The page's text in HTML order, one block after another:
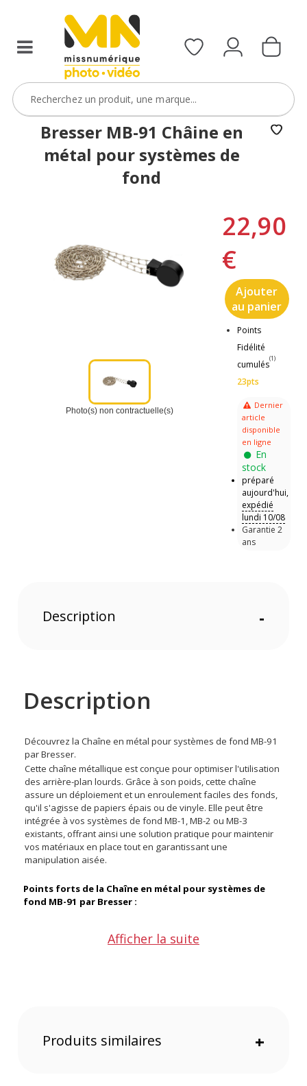
Bresser MB-91 Châine en
métal pour systèmes de
fond
Photo(s) non contractuelle(s)
22,90
€
Ajouter
au panier
Points
Fidélité
cumulés
(1)
23pts
Dernier
article
disponible
en ligne
En
stock
préparé
aujourd'hui,
expédié
lundi 10/08
Garantie 2
ans
Description -
Description
Découvrez la Chaîne en métal pour systèmes de fond MB-91
par Bresser.
Cette chaîne métallique est conçue pour optimiser l'utilisation
des arrière-plan lourds. Grâce à son poids, cette chaîne
assure un déploiement et un enroulement faciles des fonds,
qu'il s'agisse de papiers épais ou de vinyle. Elle peut être
intégrée à vos systèmes de fond MB-1, MB-2 ou MB-3
existants, offrant ainsi une solution pratique pour maintenir
vos matériaux en place tout en garantissant une
manipulation aisée.
Points forts de la Chaîne en métal pour systèmes de
fond MB-91 par Bresser :
S'intègre parfaitement avec les systèmes MB-1, MB-2 et
Afficher la suite
Produits similaires +